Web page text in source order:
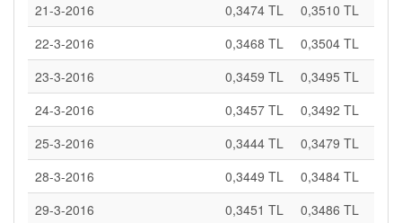
21-3-2016
0,3474 TL
0,3510 TL
22-3-2016
0,3468 TL
0,3504 TL
23-3-2016
0,3459 TL
0,3495 TL
24-3-2016
0,3457 TL
0,3492 TL
25-3-2016
0,3444 TL
0,3479 TL
28-3-2016
0,3449 TL
0,3484 TL
29-3-2016
0,3451 TL
0,3486 TL